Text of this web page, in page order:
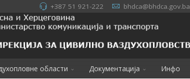
+387 51 921-222 bhdca@bhdca.gov.ba
области Документација Инфо